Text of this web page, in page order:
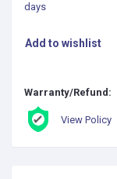
days
Add to wishlist
Warranty/Refund:
View Policy